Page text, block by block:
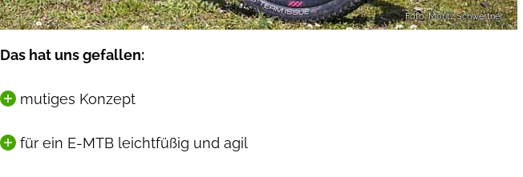
Foto: Moritz Schwertner
Das hat uns gefallen:
mutiges Konzept
für ein E-MTB leichtfüßig und agil